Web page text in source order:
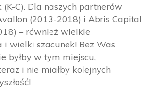
C). Dla naszych partnerów
(2013-2018) i Abris Capital
– również wielkie
i wielki szacunek! Bez Was
byłby w tym miejscu,
i nie miałby kolejnych